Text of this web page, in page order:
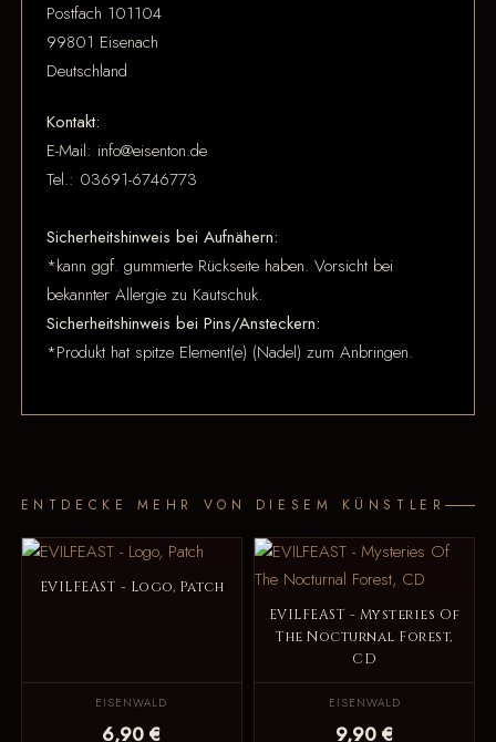
Postfach 101104
99801 Eisenach
Deutschland
Kontakt:
E-Mail: info@eisenton.de
Tel.: 03691-6746773
Sicherheitshinweis bei Aufnähern:
*kann ggf. gummierte Rückseite haben. Vorsicht bei
bekannter Allergie zu Kautschuk.
Sicherheitshinweis bei Pins/Ansteckern:
*Produkt hat spitze Element(e) (Nadel) zum Anbringen.
ENTDECKE MEHR VON DIESEM KÜNSTLER
EVILFEAST - Logo, Patch
EISENWALD
6,90 €
EVILFEAST - Mysteries Of
The Nocturnal Forest,
CD
EISENWALD
9,90 €